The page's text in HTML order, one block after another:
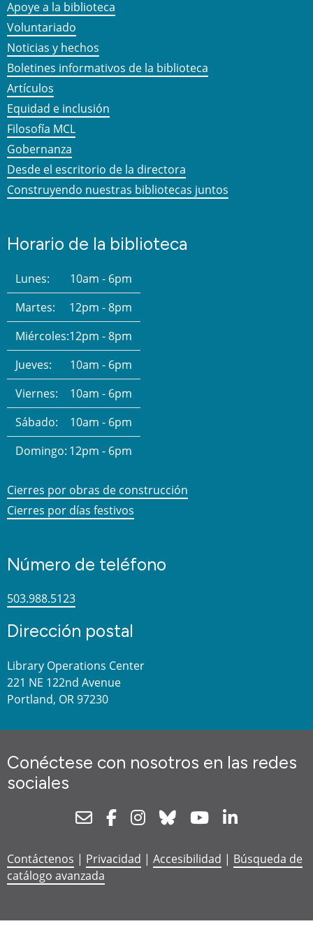
Apoye a la biblioteca
Voluntariado
Noticias y hechos
Boletines informativos de la biblioteca
Artículos
Equidad e inclusión
Filosofía MCL
Gobernanza
Desde el escritorio de la directora
Construyendo nuestras bibliotecas juntos
Horario de la biblioteca
Lunes:
10am - 6pm
Martes:
12pm - 8pm
Miércoles:12pm - 8pm
Jueves:
10am - 6pm
Viernes:
10am - 6pm
Sábado:
10am - 6pm
Domingo: 12pm - 6pm
Cierres por obras de construcción
Cierres por días festivos
Número de teléfono
503.988.5123
Dirección postal
Library Operations Center
221 NE 122nd Avenue
Portland, OR 97230
Conéctese con nosotros en las redes
sociales
NewsletterFacebookInstagram
Bluesky Youtube
Contáctenos | Privacidad | Accesibilidad | Búsqueda de
catálogo avanzada